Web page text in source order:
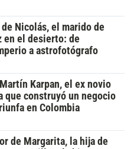
Nicolás, el marido de
en el desierto: de
a astrofotógrafo
Karpan, el ex novio
que construyó un negocio
en Colombia
de Margarita, la hija de